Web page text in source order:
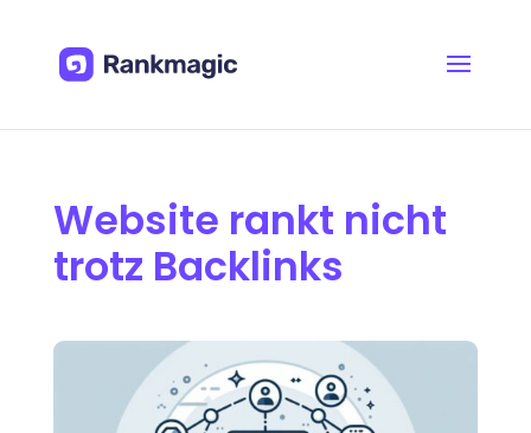
Website rankt nicht
trotz Backlinks